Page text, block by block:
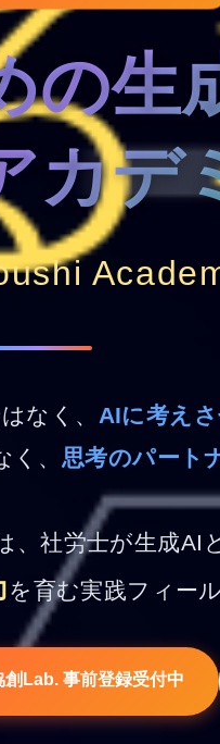
の生
カデ
なく、 AIに考え
、 思考のパート
、社労士が生成AI
を育む実践フィー
創Lab. 事前登録受付中